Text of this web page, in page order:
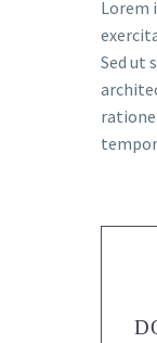
Lorem
Sed ut
ratione